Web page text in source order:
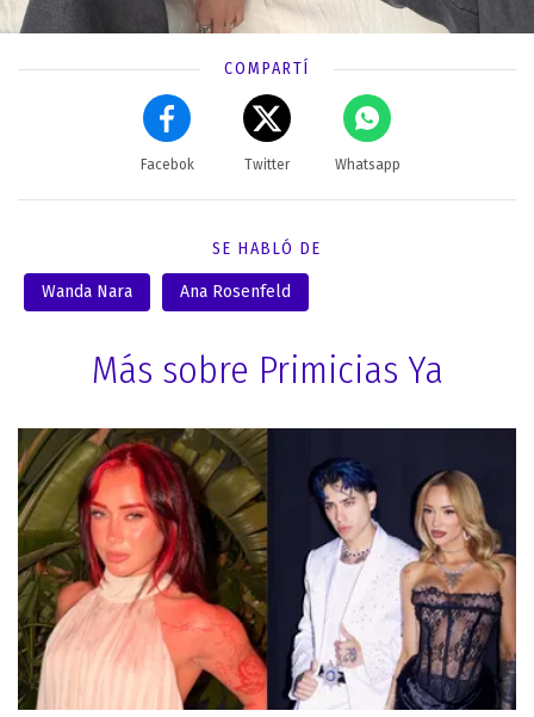
COMPARTÍ
Facebok Twitter Whatsapp
SE HABLÓ DE
Wanda Nara Ana Rosenfeld
Más sobre Primicias Ya